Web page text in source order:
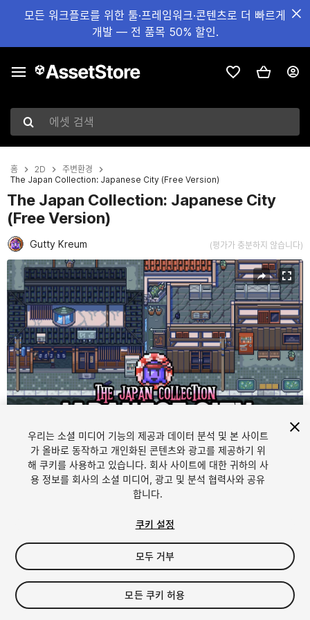
모든 워크플로를 위한 툴·프레임워크·콘텐츠로 더 빠르게
개발 — 전 품목 50% 할인.
에셋 검색
홈 2D
주변환경
The Japan Collection: Japanese City (Free Version)
The Japan Collection: Japanese City
(Free Version)
Gutty Kreum (평가가 충분하지 않습니다)
현재 슬라이드: 1 / 4
1/4
FREE
in the past week
우리는 소셜 미디어 기능의 제공과 데이터 분석 및 본 사이트
가 올바로 동작하고 개인화된 콘텐츠와 광고를 제공하기 위
해 쿠키를 사용하고 있습니다. 회사 사이트에 대한 귀하의 사
용 정보를 회사의 소셜 미디어, 광고 및 분석 협력사와 공유
합니다.
쿠키 설정
모두 거부
모든 쿠키 허용